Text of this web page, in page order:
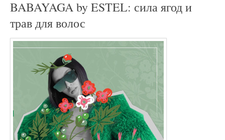
BABAYAGA by ESTEL: сила ягод и
трав для волос